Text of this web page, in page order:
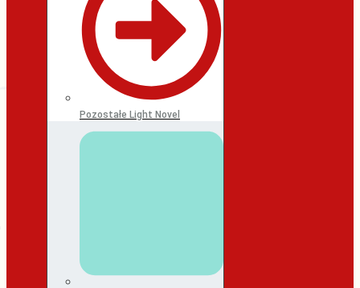
Pozostałe Light Novel